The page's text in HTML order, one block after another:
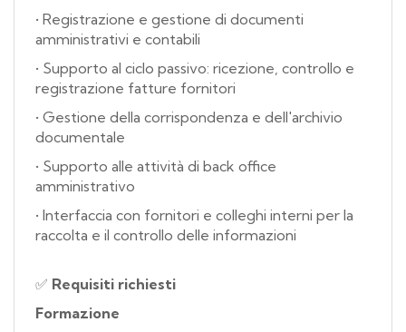
• Registrazione e gestione di documenti
amministrativi e contabili
• Supporto al ciclo passivo: ricezione, controllo e
registrazione fatture fornitori
• Gestione della corrispondenza e dell'archivio
documentale
• Supporto alle attività di back office
amministrativo
• Interfaccia con fornitori e colleghi interni per la
raccolta e il controllo delle informazioni
✅ Requisiti richiesti
Formazione